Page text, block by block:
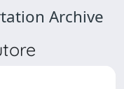
Archive